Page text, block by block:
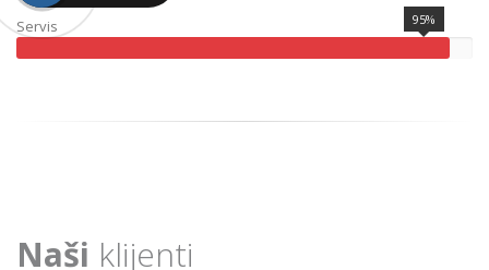
Servis 95%
Naši klijenti